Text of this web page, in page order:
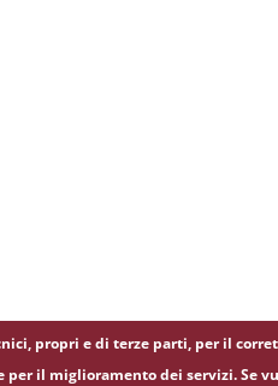
propri e di terze parti, per il
il miglioramento dei servizi. Se